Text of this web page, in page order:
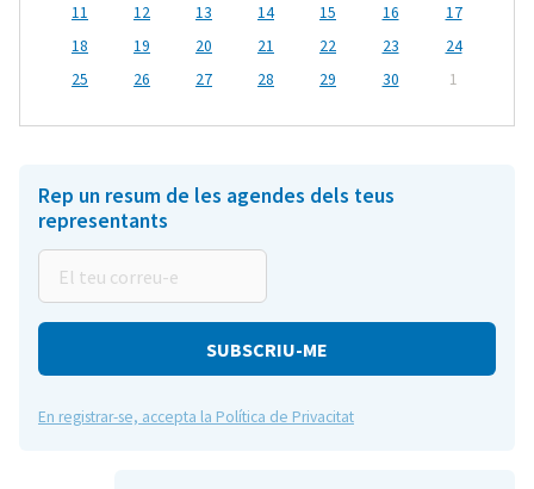
11
12 13 14 15 16
17
18
19 20 21 22 23
24
25
26 27 28 29 30 1
Rep un resum de les agendes dels teus
representants
teu
correu-
En registrar-se, accepta la Política de Privacitat